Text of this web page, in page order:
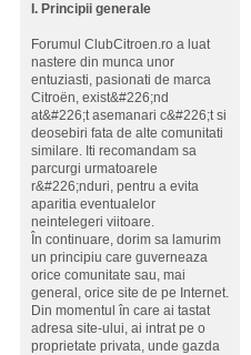
I. Principii generale
Forumul ClubCitroen.ro a luat
nastere din munca unor
entuziasti, pasionati de marca
Citroën, exist&#226;nd
at&#226;t asemanari c&#226;t si
deosebiri fata de alte comunitati
similare. Iti recomandam sa
parcurgi urmatoarele
r&#226;nduri, pentru a evita
aparitia eventualelor
neintelegeri viitoare.
În continuare, dorim sa lamurim
un principiu care guverneaza
orice comunitate sau, mai
general, orice site de pe Internet.
Din momentul în care ai tastat
adresa site-ului, ai intrat pe o
proprietate privata, unde gazda